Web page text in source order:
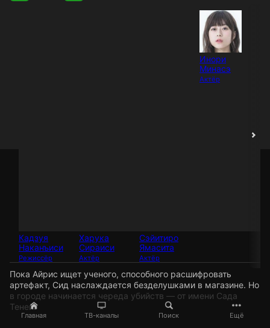
Главная ТВ-каналы Поиск Ещё
Кадзуя
Наканъиси
Режиссёр
Харука
Сираиси
Актёр
Сэйитиро
Ямасита
Актёр
Инори
Минасэ
Актёр
Пока Айрис ищет ученого, способного расшифровать
артефакт, Сид наслаждается безделушками в магазине. Но
в городе начинается череда убийств — от имени Сада
Теней.